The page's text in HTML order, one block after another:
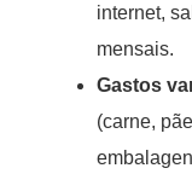
internet,
mensais.
Gastos
(carne,